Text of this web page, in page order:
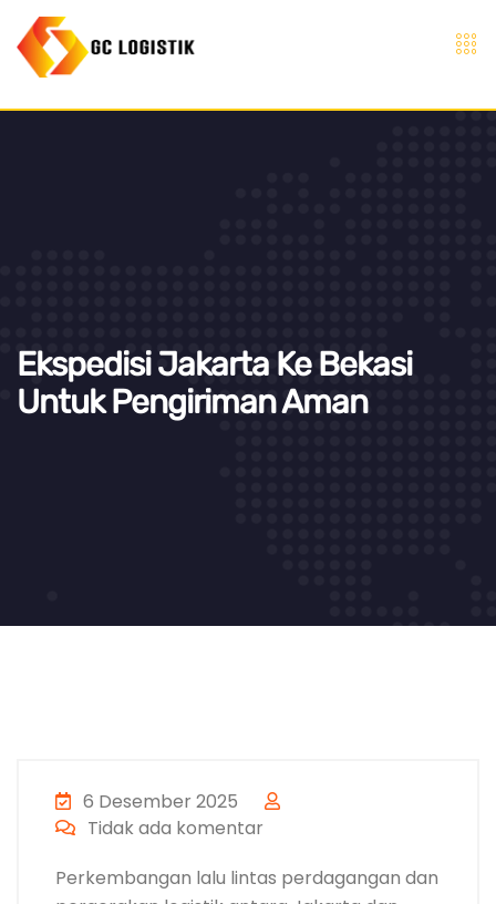
Ekspedisi Jakarta Ke Bekasi
Untuk Pengiriman Aman
6 Desember 2025
Tidak ada komentar
Perkembangan lalu lintas perdagangan dan